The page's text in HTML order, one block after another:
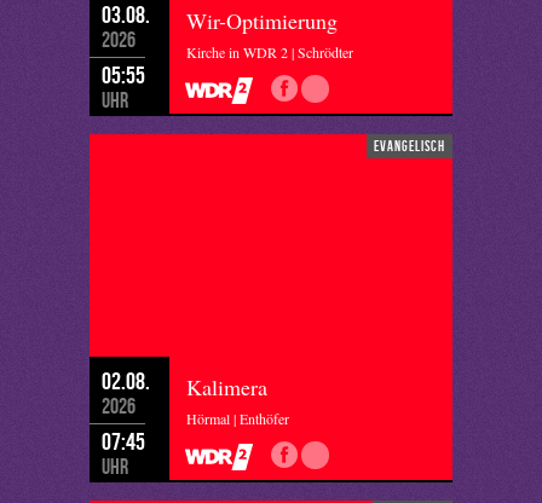
03.08.
2026
05:55
Uhr
Wir-Optimierung
Kirche in WDR 2 | Schrödter
evangelisch
02.08.
2026
07:45
Uhr
Kalimera
Hörmal | Enthöfer